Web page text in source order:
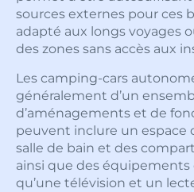
sources externes pour ces
adapté aux longs voyages
des zones sans accès aux
Les camping-cars
généralement d’un
d’aménagements et de
peuvent inclure un espace
salle de bain et des
ainsi que des
qu’une télévision et un